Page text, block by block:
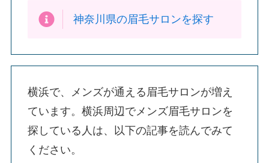
神奈川県の眉毛サロンを探す
横浜で、メンズが通える眉毛サロンが増え
ています。横浜周辺でメンズ眉毛サロンを
探している人は、以下の記事を読んでみて
ください。